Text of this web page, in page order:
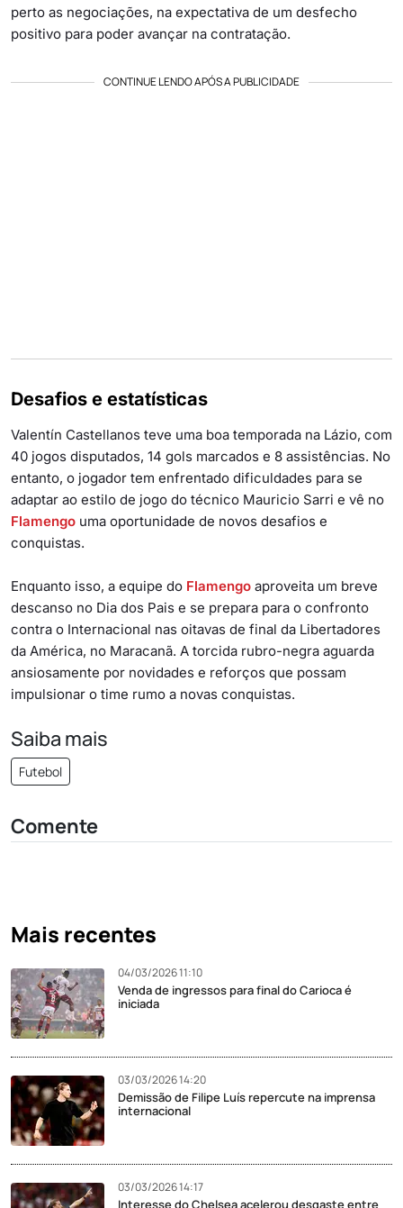
perto as negociações, na expectativa de um desfecho
positivo para poder avançar na contratação.
CONTINUE LENDO APÓS A PUBLICIDADE
Desafios e estatísticas
Valentín Castellanos teve uma boa temporada na Lázio, com
40 jogos disputados, 14 gols marcados e 8 assistências. No
entanto, o jogador tem enfrentado dificuldades para se
adaptar ao estilo de jogo do técnico Mauricio Sarri e vê no
Flamengo uma oportunidade de novos desafios e
conquistas.
Enquanto isso, a equipe do Flamengo aproveita um breve
descanso no Dia dos Pais e se prepara para o confronto
contra o Internacional nas oitavas de final da Libertadores
da América, no Maracanã. A torcida rubro-negra aguarda
ansiosamente por novidades e reforços que possam
impulsionar o time rumo a novas conquistas.
Saiba mais
Futebol
Comente
Mais recentes
04/03/2026 11:10
Venda de ingressos para final do Carioca é
iniciada
03/03/2026 14:20
Demissão de Filipe Luís repercute na imprensa
internacional
03/03/2026 14:17
Interesse do Chelsea acelerou desgaste entre